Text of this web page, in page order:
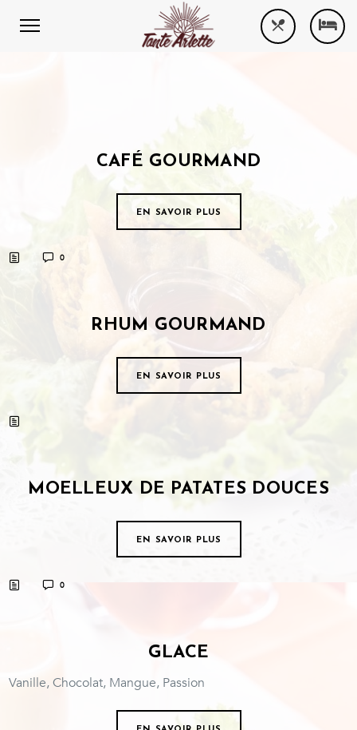
CAFÉ GOURMAND
EN SAVOIR PLUS
0
RHUM GOURMAND
EN SAVOIR PLUS
MOELLEUX DE PATATES DOUCES
EN SAVOIR PLUS
0
GLACE
Vanille, Chocolat, Mangue, Passion